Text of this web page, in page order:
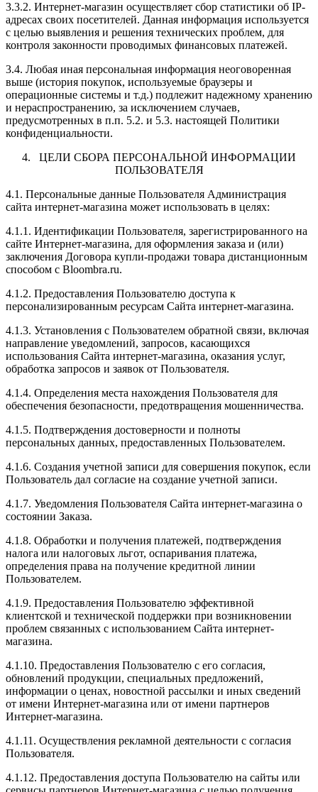
3.3.2. Интернет-магазин осуществляет сбор статистики об IP-
адресах своих посетителей. Данная информация используется
с целью выявления и решения технических проблем, для
контроля законности проводимых финансовых платежей.
3.4. Любая иная персональная информация неоговоренная
выше (история покупок, используемые браузеры и
операционные системы и т.д.) подлежит надежному хранению
и нераспространению, за исключением случаев,
предусмотренных в п.п. 5.2. и 5.3. настоящей Политики
конфиденциальности.
4. ЦЕЛИ СБОРА ПЕРСОНАЛЬНОЙ ИНФОРМАЦИИ
ПОЛЬЗОВАТЕЛЯ
4.1. Персональные данные Пользователя Администрация
сайта интернет-магазина может использовать в целях:
4.1.1. Идентификации Пользователя, зарегистрированного на
сайте Интернет-магазина, для оформления заказа и (или)
заключения Договора купли-продажи товара дистанционным
способом с Bloombra.ru.
4.1.2. Предоставления Пользователю доступа к
персонализированным ресурсам Сайта интернет-магазина.
4.1.3. Установления с Пользователем обратной связи, включая
направление уведомлений, запросов, касающихся
использования Сайта интернет-магазина, оказания услуг,
обработка запросов и заявок от Пользователя.
4.1.4. Определения места нахождения Пользователя для
обеспечения безопасности, предотвращения мошенничества.
4.1.5. Подтверждения достоверности и полноты
персональных данных, предоставленных Пользователем.
4.1.6. Создания учетной записи для совершения покупок, если
Пользователь дал согласие на создание учетной записи.
4.1.7. Уведомления Пользователя Сайта интернет-магазина о
состоянии Заказа.
4.1.8. Обработки и получения платежей, подтверждения
налога или налоговых льгот, оспаривания платежа,
определения права на получение кредитной линии
Пользователем.
4.1.9. Предоставления Пользователю эффективной
клиентской и технической поддержки при возникновении
проблем связанных с использованием Сайта интернет-
магазина.
4.1.10. Предоставления Пользователю с его согласия,
обновлений продукции, специальных предложений,
информации о ценах, новостной рассылки и иных сведений
от имени Интернет-магазина или от имени партнеров
Интернет-магазина.
4.1.11. Осуществления рекламной деятельности с согласия
Пользователя.
4.1.12. Предоставления доступа Пользователю на сайты или